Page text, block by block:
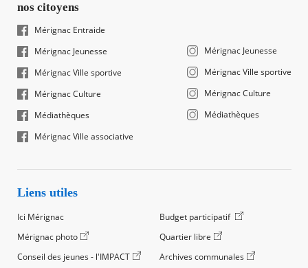
nos citoyens
Mérignac Entraide
Mérignac Jeunesse
Mérignac Ville sportive
Mérignac Culture
Médiathèques
Mérignac Ville associative
Mérignac Jeunesse
Mérignac Ville sportive
Mérignac Culture
Médiathèques
Liens utiles
Ici Mérignac
Budget participatif
Mérignac photo
Quartier libre
Conseil des jeunes - l'IMPACT
Archives communales